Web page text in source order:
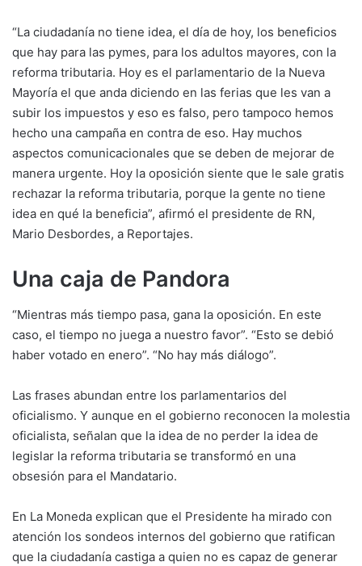
“La ciudadanía no tiene idea, el día de hoy, los beneficios
que hay para las pymes, para los adultos mayores, con la
reforma tributaria. Hoy es el parlamentario de la Nueva
Mayoría el que anda diciendo en las ferias que les van a
subir los impuestos y eso es falso, pero tampoco hemos
hecho una campaña en contra de eso. Hay muchos
aspectos comunicacionales que se deben de mejorar de
manera urgente. Hoy la oposición siente que le sale gratis
rechazar la reforma tributaria, porque la gente no tiene
idea en qué la beneficia”, afirmó el presidente de RN,
Mario Desbordes, a Reportajes.
Una caja de Pandora
“Mientras más tiempo pasa, gana la oposición. En este
caso, el tiempo no juega a nuestro favor”. “Esto se debió
haber votado en enero”. “No hay más diálogo”.
Las frases abundan entre los parlamentarios del
oficialismo. Y aunque en el gobierno reconocen la molestia
oficialista, señalan que la idea de no perder la idea de
legislar la reforma tributaria se transformó en una
obsesión para el Mandatario.
En La Moneda explican que el Presidente ha mirado con
atención los sondeos internos del gobierno que ratifican
que la ciudadanía castiga a quien no es capaz de generar